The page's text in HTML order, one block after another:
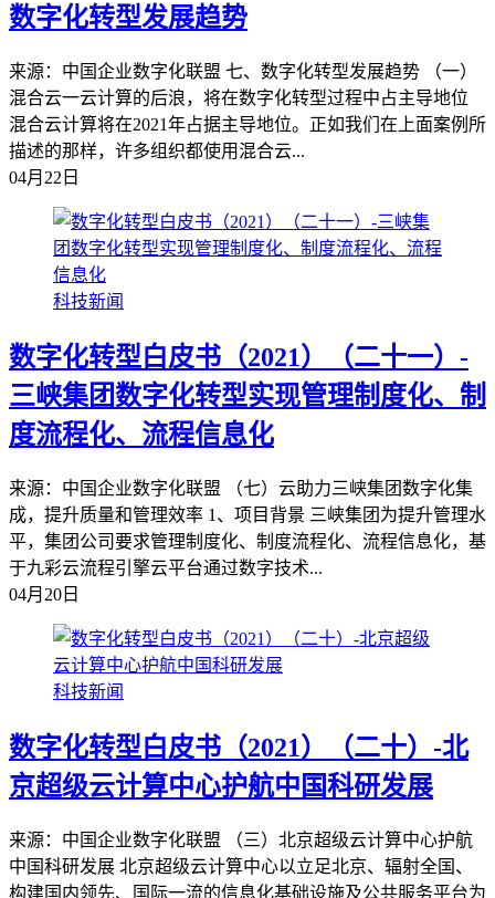
数字化转型发展趋势
来源：中国企业数字化联盟 七、数字化转型发展趋势 （一）
混合云一云计算的后浪，将在数字化转型过程中占主导地位
混合云计算将在2021年占据主导地位。正如我们在上面案例所
描述的那样，许多组织都使用混合云...
04月22日
科技新闻
数字化转型白皮书（2021）（二十一）-
三峡集团数字化转型实现管理制度化、制
度流程化、流程信息化
来源：中国企业数字化联盟 （七）云助力三峡集团数字化集
成，提升质量和管理效率 1、项目背景 三峡集团为提升管理水
平，集团公司要求管理制度化、制度流程化、流程信息化，基
于九彩云流程引擎云平台通过数字技术...
04月20日
科技新闻
数字化转型白皮书（2021）（二十）-北
京超级云计算中心护航中国科研发展
来源：中国企业数字化联盟 （三）北京超级云计算中心护航
中国科研发展 北京超级云计算中心以立足北京、辐射全国、
构建国内领先、国际一流的信息化基础设施及公共服务平台为